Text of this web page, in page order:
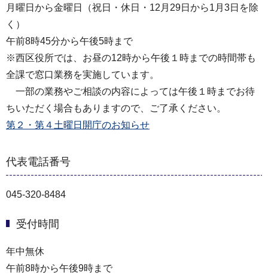
月曜日から金曜日（祝日・休日・12月29日から1月3日を除
く）
午前8時45分から午後5時まで
※西区役所では、お昼の12時から午後１時までの時間帯も
全課で窓口業務を実施しています。
一部の業務やご相談の内容によっては午後１時までお待
ちいただく場合もありますので、ご了承ください。
第２・第４土曜日開庁のお知らせ
代表電話番号
045-320-8484
受付時間
年中無休
午前8時から午後9時まで